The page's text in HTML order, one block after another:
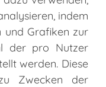
indem
und Grafiken zur
der pro Nutzer
werden. Diese
Zwecken der